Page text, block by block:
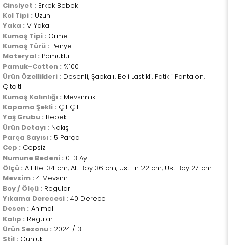
Cinsiyet : Erkek Bebek
Kol Tipi : Uzun
Yaka : V Yaka
Kumaş Tipi : Örme
Kumaş Türü : Penye
Materyal : Pamuklu
Pamuk-Cotton : %100
Ürün Özellikleri : Desenli, Şapkalı, Beli Lastikli, Patikli Pantalon,
Çıtçıtlı
Kumaş Kalınlığı : Mevsimlik
Kapama Şekli : Çıt Çıt
Yaş Grubu : Bebek
Ürün Detayı : Nakış
Parça Sayısı : 5 Parça
Cep : Cepsiz
Numune Bedeni : 0-3 Ay
Ölçü : Alt Bel 34 cm, Alt Boy 36 cm, Üst En 22 cm, Üst Boy 27 cm
Mevsim : 4 Mevsim
Boy / Ölçü : Regular
Yıkama Derecesi : 40 Derece
Desen : Animal
Kalıp : Regular
Ürün Sezonu : 2024 / 3
Stil : Günlük